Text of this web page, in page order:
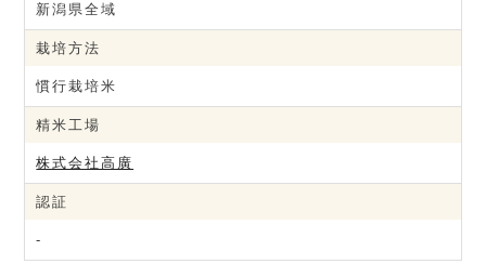
新潟県全域
栽培方法
慣行栽培米
精米工場
株式会社高廣
認証
-